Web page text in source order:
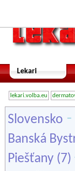
Lekari
lekari.volba.eu
Slovensko -
Banská
Piešťany (7)